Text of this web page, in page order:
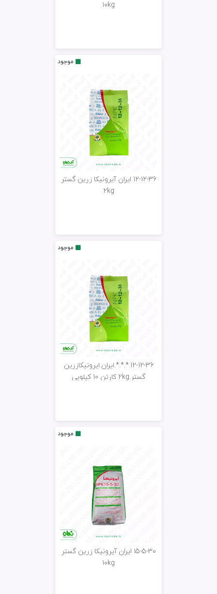
10kg
موجود
12-12-36 ایران آیرونیکا زرین گستر
2kg
موجود
12-12-36.*.*.*.ایران.ایرونیکازرین
گستر.2kg کارتن 10 کیلویی
موجود
15-5-30 ایران آیرونیکا زرین گستر
10kg